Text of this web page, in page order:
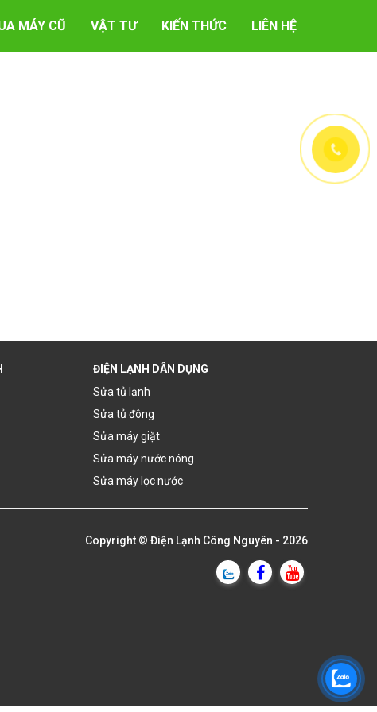
MÁY CŨ VẬT TƯ KIẾN THỨC LIÊN HỆ
ĐIỆN LẠNH DÂN DỤNG
Sửa tủ lạnh
Sửa tủ đông
Sửa máy giặt
Sửa máy nước nóng
Sửa máy lọc nước
Copyright © Điện Lạnh Công Nguyên - 2026